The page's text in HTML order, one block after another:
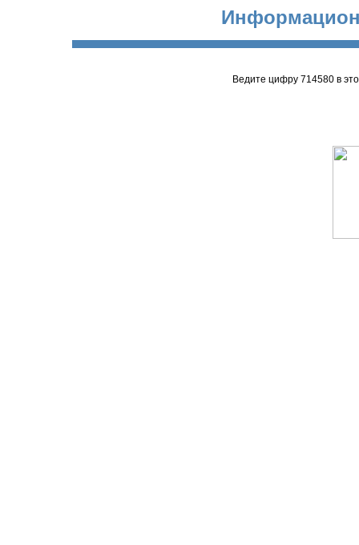
Ведите цифру 714580 в